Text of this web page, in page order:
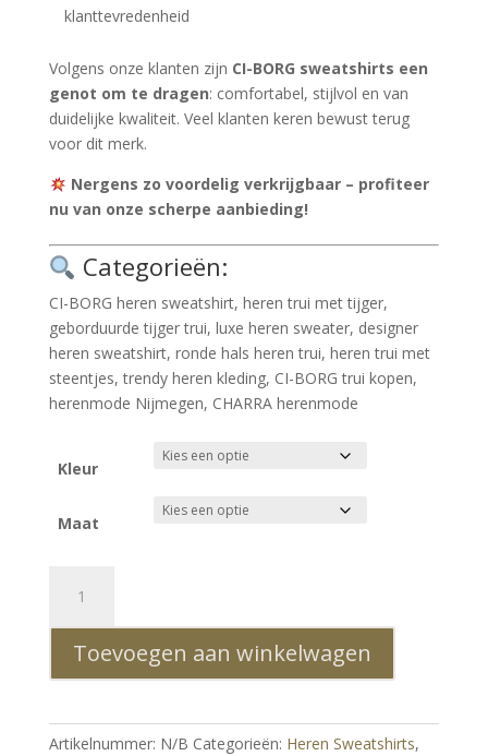
klanttevredenheid
Volgens onze klanten zijn CI-BORG sweatshirts een
genot om te dragen: comfortabel, stijlvol en van
duidelijke kwaliteit. Veel klanten keren bewust terug
voor dit merk.
Nergens zo voordelig verkrijgbaar – profiteer
nu van onze scherpe aanbieding!
Categorieën:
CI-BORG heren sweatshirt, heren trui met tijger,
geborduurde tijger trui, luxe heren sweater, designer
heren sweatshirt, ronde hals heren trui, heren trui met
steentjes, trendy heren kleding, CI-BORG trui kopen,
herenmode Nijmegen, CHARRA herenmode
Kleur
Maat
BORG
Luxe
Ronde
Hals
Sweatshirt
Toevoegen aan winkelwagen
Artikelnummer: N/B Categorieën: Heren Sweatshirts,